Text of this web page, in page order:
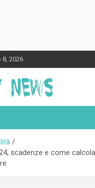
2026
scadenze e come